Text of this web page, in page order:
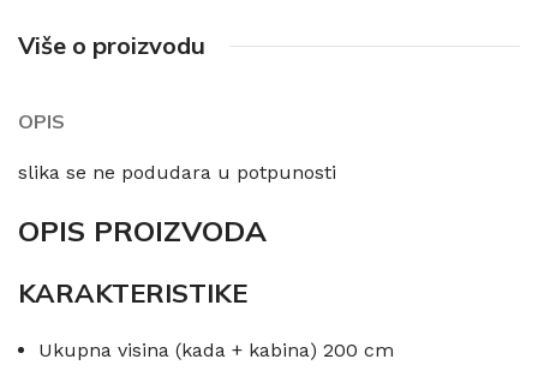
Više o proizvodu
OPIS
slika se ne podudara u potpunosti
OPIS PROIZVODA
KARAKTERISTIKE
Ukupna visina (kada + kabina) 200 cm